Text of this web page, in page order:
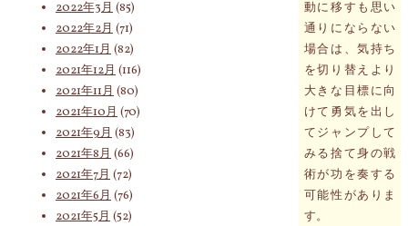
動に移すも思い
通りにならない
場合は、気持ち
を切り替えより
大きな目標に向
けて勇気を出し
てジャンプして
みる捨て身の戦
術が功を奏する
可能性がありま
す。
2022年3月 (85)
2022年2月 (71)
2022年1月 (82)
2021年12月 (116)
2021年11月 (80)
2021年10月 (70)
2021年9月 (83)
2021年8月 (66)
2021年7月 (72)
2021年6月 (76)
2021年5月 (52)